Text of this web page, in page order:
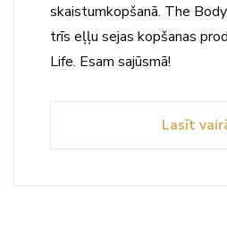
skaistumkopšanā. The
trīs eļļu sejas kopšanas
Life. Esam sajūsmā!
Lasīt